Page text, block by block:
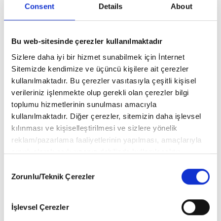
Consent Details About
Bu web-sitesinde çerezler kullanılmaktadır
Sizlere daha iyi bir hizmet sunabilmek için İnternet
Sitemizde kendimize ve üçüncü kişilere ait çerezler
kullanılmaktadır. Bu çerezler vasıtasıyla çeşitli kişisel
verileriniz işlenmekte olup gerekli olan çerezler bilgi
toplumu hizmetlerinin sunulması amacıyla
kullanılmaktadır. Diğer çerezler, sitemizin daha işlevsel
kılınması ve kişiselleştirilmesi ve sizlere yönelik
reklam/pazarlama faaliyetlerinin yapılması, amaçlarıyla
sınırlı olarak açık rızanız dahilinde kullanılacaktır.
vasıtasıyla belirleyebilirsiniz. Çerezlere ilişkin detaylı bilgi
Çerez Bilgilendirme
6698 sayılı Kişisel Verilerin Korunması Kanunu uyarınca
Selection
Zorunlu/Teknik Çerezler
İşlevsel Çerezler
Şamdan Plus Objektifinden
Caddelerde Ünlü İsimler
Şamdan Plus Objektifinden
Caddelerde Ünlü İsimler
Şamdan Plus Objektifinden
Caddelerde Ünlü İsimler
Caddelerde Ünlü İsimler